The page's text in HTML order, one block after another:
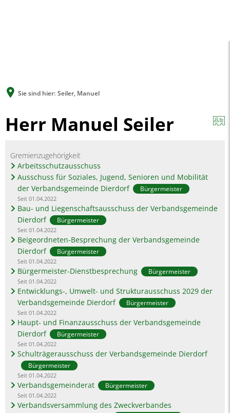
Sie sind hier: Seiler, Manuel
Herr Manuel Seiler
Gremienzugehörigkeit
Arbeitsschutzausschuss
Ausschuss für Soziales, Jugend, Senioren und Mobilität
der Verbandsgemeinde Dierdorf
Bürgermeister
Seit 01.04.2022
Bau- und Liegenschaftsausschuss der Verbandsgemeinde
Dierdorf
Bürgermeister
Seit 01.04.2022
Beigeordneten-Besprechung der Verbandsgemeinde
Dierdorf
Bürgermeister
Seit 01.04.2022
Bürgermeister-Dienstbesprechung Bürgermeister
Seit 01.04.2022
Entwicklungs-, Umwelt- und Strukturausschuss 2029 der
Verbandsgemeinde Dierdorf
Bürgermeister
Seit 01.04.2022
Haupt- und Finanzausschuss der Verbandsgemeinde
Dierdorf
Bürgermeister
Seit 01.04.2022
Schulträgerausschuss der Verbandsgemeinde Dierdorf
Bürgermeister
Seit 01.04.2022
Verbandsgemeinderat Bürgermeister
Seit 01.04.2022
Verbandsversammlung des Zweckverbandes